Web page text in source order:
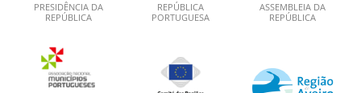
PRESIDÊNCIA DA
REPÚBLICA
REPÚBLICA
PORTUGUESA
ASSEMBLEIA DA
REPÚBLICA